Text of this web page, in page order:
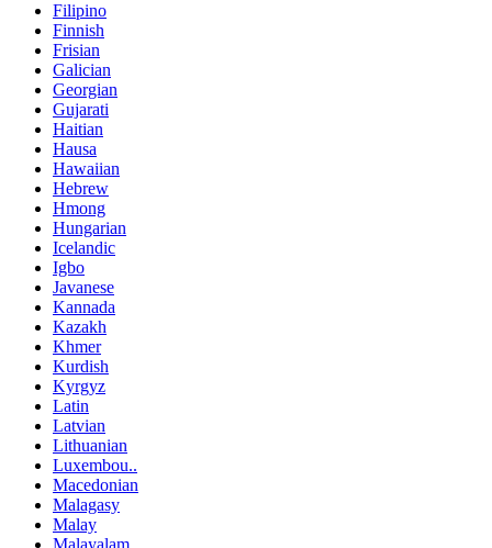
Filipino
Finnish
Frisian
Galician
Georgian
Gujarati
Haitian
Hausa
Hawaiian
Hebrew
Hmong
Hungarian
Icelandic
Igbo
Javanese
Kannada
Kazakh
Khmer
Kurdish
Kyrgyz
Latin
Latvian
Lithuanian
Luxembou..
Macedonian
Malagasy
Malay